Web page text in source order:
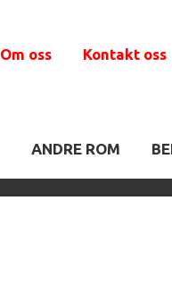
Om oss Kontakt oss
ANDRE ROM